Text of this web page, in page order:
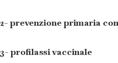
2- prevenzione primaria
3- profilassi vaccinale